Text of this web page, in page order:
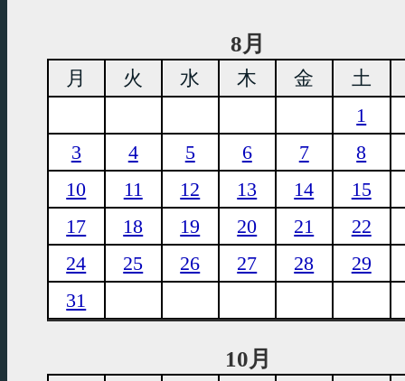
8月
月 火 水 木 金
土
1
3
4 5 6 7
8
10
11 12 13 14
15
17
18 19 20 21
22
24
25 26 27 28
29
31
10月